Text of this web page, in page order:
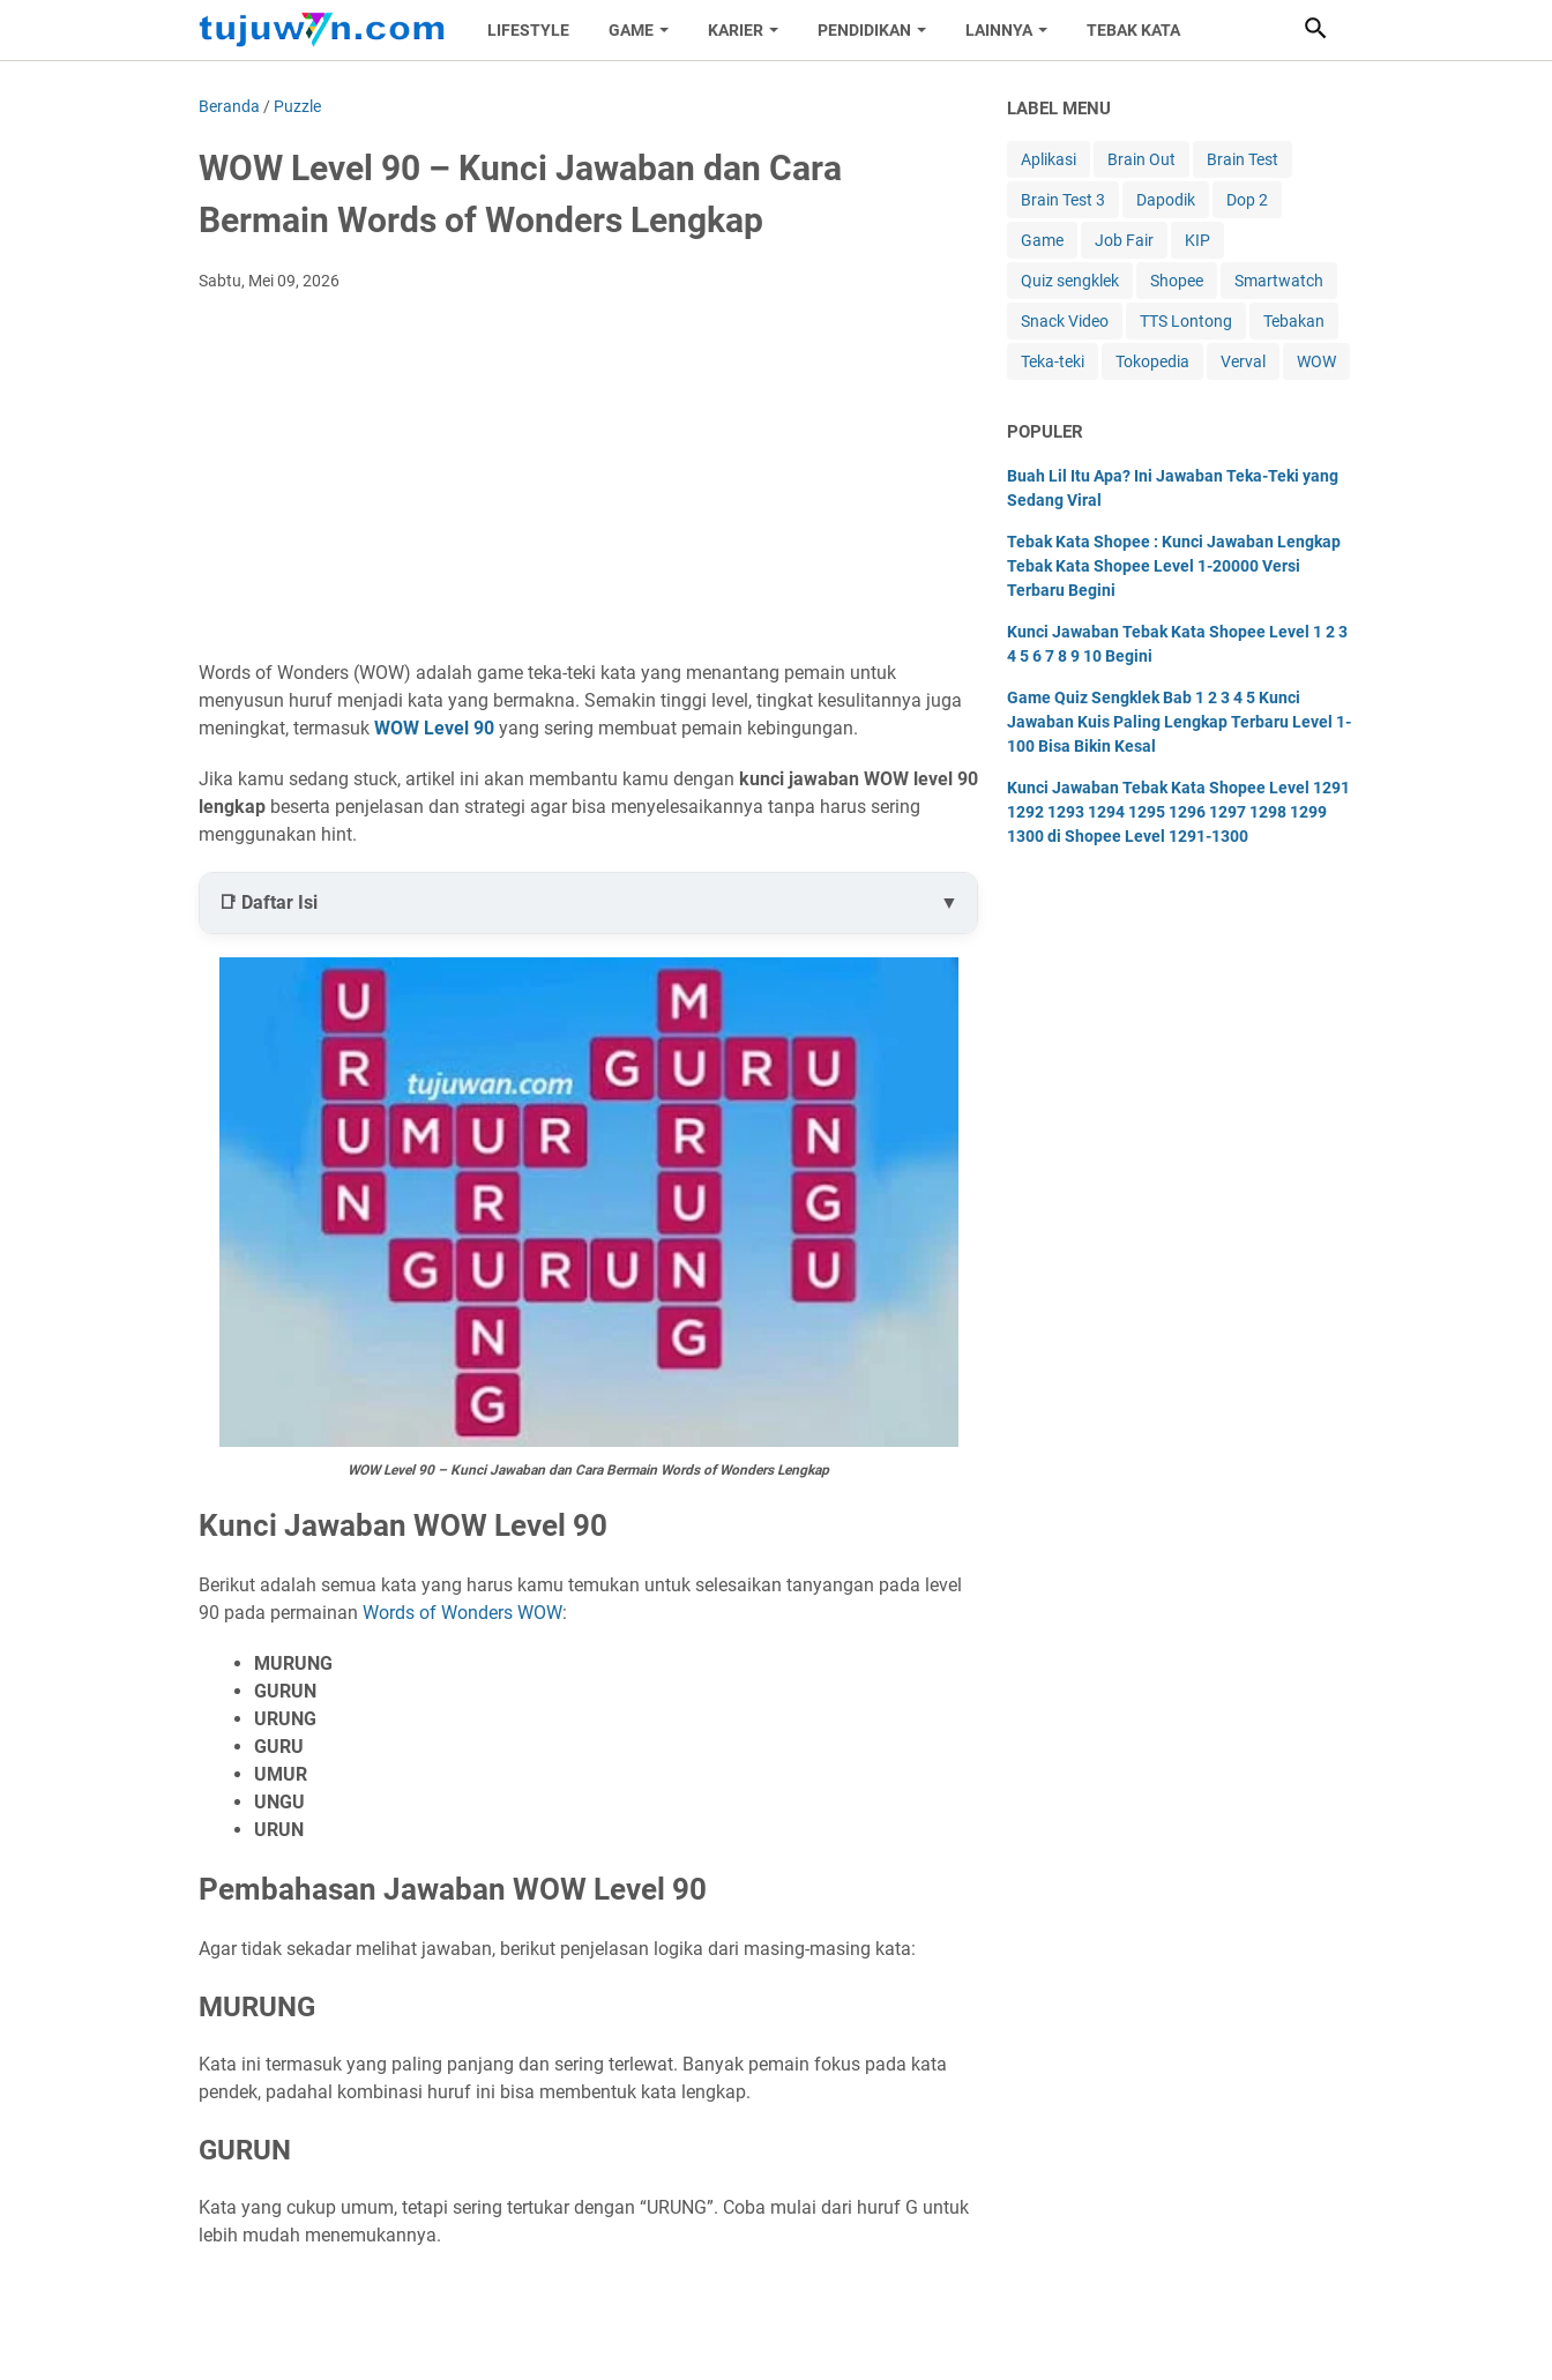
LIFESTYLE GAME KARIER PENDIDIKAN LAINNYA TEBAK KATA
Beranda / Puzzle
WOW Level 90 – Kunci Jawaban dan Cara
Bermain Words of Wonders Lengkap
Sabtu, Mei 09, 2026
Words of Wonders (WOW) adalah game teka-teki kata yang menantang pemain untuk
menyusun huruf menjadi kata yang bermakna. Semakin tinggi level, tingkat kesulitannya juga
meningkat, termasuk WOW Level 90 yang sering membuat pemain kebingungan.
Jika kamu sedang stuck, artikel ini akan membantu kamu dengan kunci jawaban WOW level 90
lengkap beserta penjelasan dan strategi agar bisa menyelesaikannya tanpa harus sering
menggunakan hint.
📑 Daftar Isi ▼
WOW Level 90 – Kunci Jawaban dan Cara Bermain Words of Wonders Lengkap
Kunci Jawaban WOW Level 90
Berikut adalah semua kata yang harus kamu temukan untuk selesaikan tanyangan pada level
90 pada permainan Words of Wonders WOW:
MURUNG
GURUN
URUNG
GURU
UMUR
UNGU
URUN
Pembahasan Jawaban WOW Level 90
Agar tidak sekadar melihat jawaban, berikut penjelasan logika dari masing-masing kata:
MURUNG
Kata ini termasuk yang paling panjang dan sering terlewat. Banyak pemain fokus pada kata
pendek, padahal kombinasi huruf ini bisa membentuk kata lengkap.
GURUN
Kata yang cukup umum, tetapi sering tertukar dengan “URUNG”. Coba mulai dari huruf G untuk
lebih mudah menemukannya.
LABEL MENU
Aplikasi Brain Out Brain Test
Brain Test 3 Dapodik Dop 2
Game Job Fair KIP
Quiz sengklek Shopee Smartwatch
Snack Video TTS Lontong Tebakan
Teka-teki Tokopedia Verval WOW
POPULER
Buah Lil Itu Apa? Ini Jawaban Teka-Teki yang
Sedang Viral
Tebak Kata Shopee : Kunci Jawaban Lengkap
Tebak Kata Shopee Level 1-20000 Versi
Terbaru Begini
Kunci Jawaban Tebak Kata Shopee Level 1 2 3
4 5 6 7 8 9 10 Begini
Game Quiz Sengklek Bab 1 2 3 4 5 Kunci
Jawaban Kuis Paling Lengkap Terbaru Level 1-
100 Bisa Bikin Kesal
Kunci Jawaban Tebak Kata Shopee Level 1291
1292 1293 1294 1295 1296 1297 1298 1299
1300 di Shopee Level 1291-1300